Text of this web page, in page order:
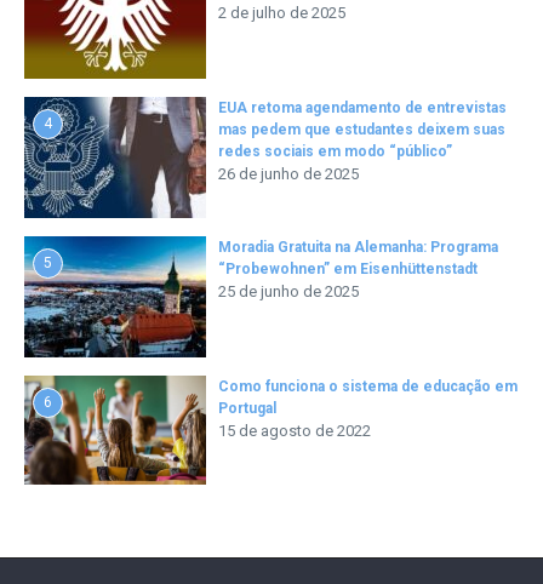
2 de julho de 2025
4
EUA retoma agendamento de entrevistas
mas pedem que estudantes deixem suas
redes sociais em modo “público”
26 de junho de 2025
5
Moradia Gratuita na Alemanha: Programa
“Probewohnen” em Eisenhüttenstadt
25 de junho de 2025
6
Como funciona o sistema de educação em
Portugal
15 de agosto de 2022